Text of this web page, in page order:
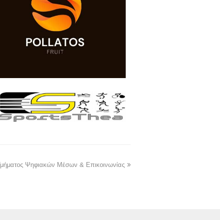
Ψηφιακών Μέσων & Επικοινωνίας